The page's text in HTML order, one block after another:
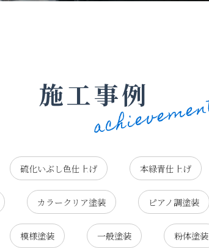
施工事例
硫化いぶし色仕上げ 本緑青仕上げ
カラークリア塗装 ピアノ調塗装
模様塗装 一般塗装 粉体塗装